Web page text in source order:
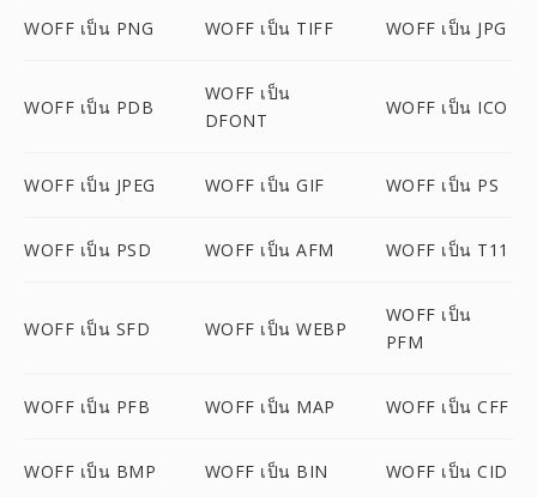
WOFF เป็น PNG WOFF เป็น TIFF WOFF เป็น JPG
WOFF เป็น PDB
WOFF เป็น
DFONT
WOFF เป็น ICO
WOFF เป็น JPEG WOFF เป็น GIF WOFF เป็น PS
WOFF เป็น PSD WOFF เป็น AFM WOFF เป็น T11
WOFF เป็น SFD WOFF เป็น WEBP
WOFF เป็น
PFM
WOFF เป็น PFB WOFF เป็น MAP WOFF เป็น CFF
WOFF เป็น BMP WOFF เป็น BIN WOFF เป็น CID